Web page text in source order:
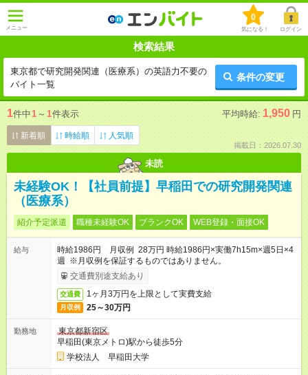
メニュー
0
気になる！ ログイン
検索結果
東京都で研究開発関連（医療系）の英語力不要の
バイト一覧
条件の変更
1件中1 ～ 1件表示 平均時給: 1,950 円
新着順 時給順 人気順
掲載日：2026.07.30
未読
未経験OK！【社員前提】早稲田での研究開発関連
（医療系）
紹介予定派遣 職種未経験OK ブランクOK WEB登録・面接OK
給与
時給1986円 月収例 28万円 時給1986円×実働7h15m×週5日×4
週 ※月収例を保証するものではありません。
交通費別途支給あり
交通費 1ヶ月3万円を上限として実費支給
月収例 25～30万円
勤務地
東京都新宿区
早稲田(東京メトロ)駅から徒歩5分
学校法人 早稲田大学